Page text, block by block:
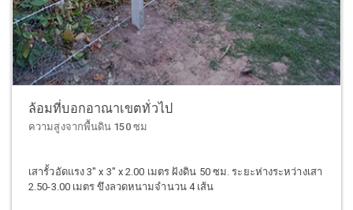
ล้อมที่บอกอาณาเขตทั่วไป
ความสูงจากพื้นดิน 150 ซม
เสารั้วอัดแรง 3" x 3" x 2.00 เมตร ฝังดิน 50 ซม. ระยะห่างระหว่างเสา
2.50-3.00 เมตร ขึงลวดหนามจำนวน 4 เส้น